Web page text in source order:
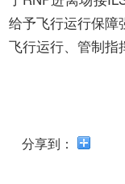
给予飞行运行保障
飞行运行、管制指
分享到：
按
Alt